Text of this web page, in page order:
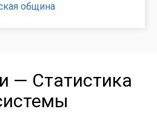
община
— Статистика